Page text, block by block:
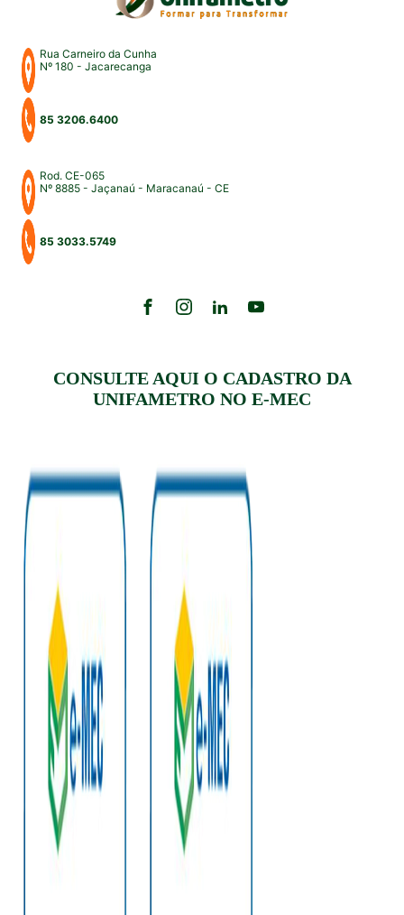
Rua Carneiro da Cunha
Nº 180 - Jacarecanga
85 3206.6400
Rod. CE-065
Nº 8885 - Jaçanaú - Maracanaú - CE
85 3033.5749
CONSULTE AQUI O CADASTRO DA
UNIFAMETRO NO E-MEC